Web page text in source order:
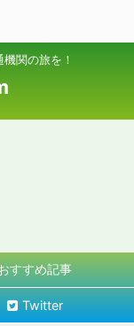
関の旅を！
すすめ記事
Twitter